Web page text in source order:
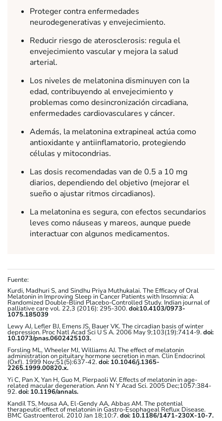
Proteger contra enfermedades
neurodegenerativas y envejecimiento.
Reducir riesgo de aterosclerosis: regula el
envejecimiento vascular y mejora la salud
arterial.
Los niveles de melatonina disminuyen con la
edad, contribuyendo al envejecimiento y
problemas como desincronización circadiana,
enfermedades cardiovasculares y cáncer.
Además, la melatonina extrapineal actúa como
antioxidante y antiinflamatorio, protegiendo
células y mitocondrias.
Las dosis recomendadas van de 0.5 a 10 mg
diarios, dependiendo del objetivo (mejorar el
sueño o ajustar ritmos circadianos).
La melatonina es segura, con efectos secundarios
leves como náuseas y mareos, aunque puede
interactuar con algunos medicamentos.
Fuente:
Kurdi, Madhuri S, and Sindhu Priya Muthukalai. The Efficacy of Oral
Melatonin in Improving Sleep in Cancer Patients with Insomnia: A
Randomized Double-Blind Placebo-Controlled Study. Indian journal of
palliative care vol. 22,3 (2016): 295-300.doi:10.4103/0973-
1075.185039
Lewy AJ, Lefler BJ, Emens JS, Bauer VK. The circadian basis of winter
depression. Proc Natl Acad Sci U S A. 2006 May 9;103(19):7414-9.doi:
10.1073/pnas.0602425103.
Forsling ML, Wheeler MJ, Williams AJ. The effect of melatonin
administration on pituitary hormone secretion in man. Clin Endocrinol
(Oxf). 1999 Nov;51(5):637-42.doi: 10.1046/j.1365-
2265.1999.00820.x.
Yi C, Pan X, Yan H, Guo M, Pierpaoli W. Effects of melatonin in age-
related macular degeneration. Ann N Y Acad Sci. 2005 Dec;1057:384-
92.doi: 10.1196/annals.
Kandil TS, Mousa AA, El-Gendy AA, Abbas AM. The potential
therapeutic effect of melatonin in Gastro-Esophageal Reflux Disease.
BMC Gastroenterol. 2010 Jan 18;10:7.doi: 10.1186/1471-230X-10-7.